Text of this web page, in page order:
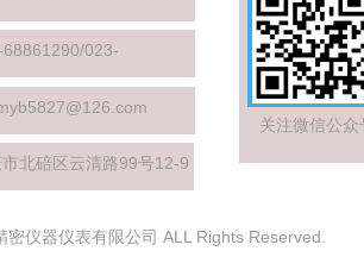
关注微信公众
023-
北碚区云清路99号12-9
密仪器仪表有限公司 ALL Rights Reserved.